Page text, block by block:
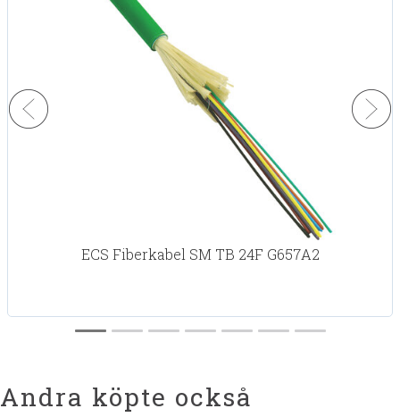
ECS Fiberkabel SM TB 24F G657A2
Andra köpte också